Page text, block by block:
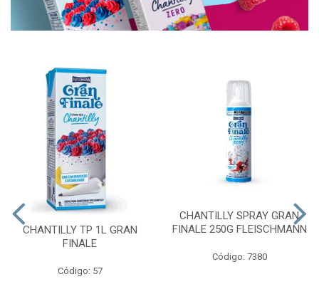
CHANTILLY TP 1L GRAN
FINALE
Código: 57
CHANTILLY SPRAY GRAN
FINALE 250G FLEISCHMANN
Código: 7380